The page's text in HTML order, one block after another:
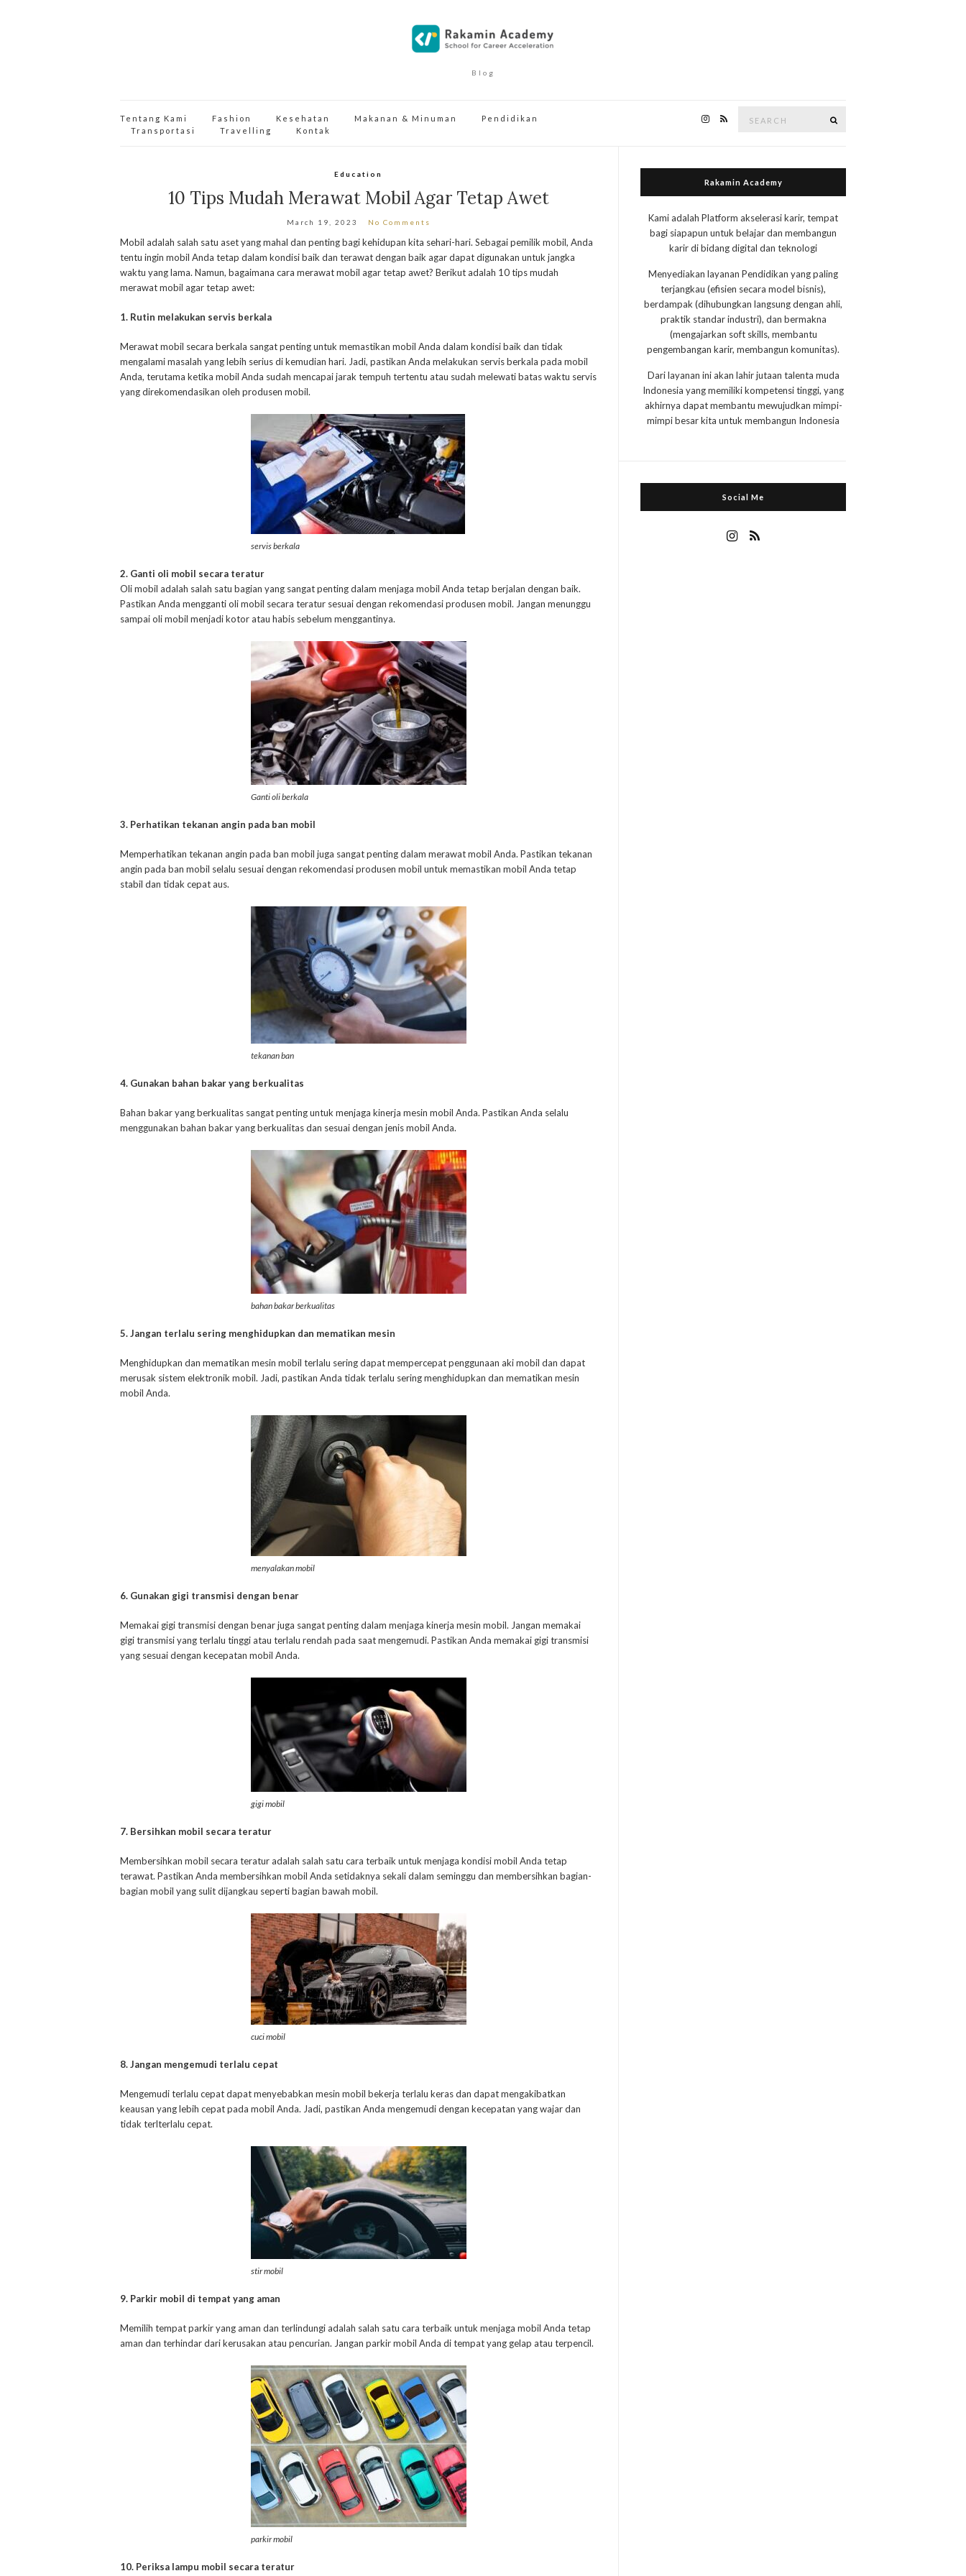
Blog
Tentang Kami Fashion Kesehatan Makanan & Minuman
Pendidikan
Transportasi
Travelling Kontak
Education
10 Tips Mudah Merawat Mobil Agar Tetap Awet
March 19, 2023 No Comments
Mobil adalah salah satu aset yang mahal dan penting bagi kehidupan kita sehari-hari. Sebagai pemilik mobil, Anda
tentu ingin mobil Anda tetap dalam kondisi baik dan terawat dengan baik agar dapat digunakan untuk jangka
waktu yang lama. Namun, bagaimana cara merawat mobil agar tetap awet? Berikut adalah 10 tips mudah
merawat mobil agar tetap awet:
1. Rutin melakukan servis berkala
Merawat mobil secara berkala sangat penting untuk memastikan mobil Anda dalam kondisi baik dan tidak
mengalami masalah yang lebih serius di kemudian hari. Jadi, pastikan Anda melakukan servis berkala pada mobil
Anda, terutama ketika mobil Anda sudah mencapai jarak tempuh tertentu atau sudah melewati batas waktu servis
yang direkomendasikan oleh produsen mobil.
servis berkala
2. Ganti oli mobil secara teratur
Oli mobil adalah salah satu bagian yang sangat penting dalam menjaga mobil Anda tetap berjalan dengan baik.
Pastikan Anda mengganti oli mobil secara teratur sesuai dengan rekomendasi produsen mobil. Jangan menunggu
sampai oli mobil menjadi kotor atau habis sebelum menggantinya.
Ganti oli berkala
3. Perhatikan tekanan angin pada ban mobil
Memperhatikan tekanan angin pada ban mobil juga sangat penting dalam merawat mobil Anda. Pastikan tekanan
angin pada ban mobil selalu sesuai dengan rekomendasi produsen mobil untuk memastikan mobil Anda tetap
stabil dan tidak cepat aus.
tekanan ban
4. Gunakan bahan bakar yang berkualitas
Bahan bakar yang berkualitas sangat penting untuk menjaga kinerja mesin mobil Anda. Pastikan Anda selalu
menggunakan bahan bakar yang berkualitas dan sesuai dengan jenis mobil Anda.
bahan bakar berkualitas
5. Jangan terlalu sering menghidupkan dan mematikan mesin
Menghidupkan dan mematikan mesin mobil terlalu sering dapat mempercepat penggunaan aki mobil dan dapat
merusak sistem elektronik mobil. Jadi, pastikan Anda tidak terlalu sering menghidupkan dan mematikan mesin
mobil Anda.
menyalakan mobil
6. Gunakan gigi transmisi dengan benar
Memakai gigi transmisi dengan benar juga sangat penting dalam menjaga kinerja mesin mobil. Jangan memakai
gigi transmisi yang terlalu tinggi atau terlalu rendah pada saat mengemudi. Pastikan Anda memakai gigi transmisi
yang sesuai dengan kecepatan mobil Anda.
gigi mobil
7. Bersihkan mobil secara teratur
Membersihkan mobil secara teratur adalah salah satu cara terbaik untuk menjaga kondisi mobil Anda tetap
terawat. Pastikan Anda membersihkan mobil Anda setidaknya sekali dalam seminggu dan membersihkan bagian-
bagian mobil yang sulit dijangkau seperti bagian bawah mobil.
cuci mobil
8. Jangan mengemudi terlalu cepat
Mengemudi terlalu cepat dapat menyebabkan mesin mobil bekerja terlalu keras dan dapat mengakibatkan
keausan yang lebih cepat pada mobil Anda. Jadi, pastikan Anda mengemudi dengan kecepatan yang wajar dan
tidak terlterlalu cepat.
stir mobil
9. Parkir mobil di tempat yang aman
Memilih tempat parkir yang aman dan terlindungi adalah salah satu cara terbaik untuk menjaga mobil Anda tetap
aman dan terhindar dari kerusakan atau pencurian. Jangan parkir mobil Anda di tempat yang gelap atau terpencil.
parkir mobil
10. Periksa lampu mobil secara teratur
Rakamin Academy
Kami adalah Platform akselerasi karir, tempat
bagi siapapun untuk belajar dan membangun
karir di bidang digital dan teknologi
Menyediakan layanan Pendidikan yang paling
terjangkau (efisien secara model bisnis),
berdampak (dihubungkan langsung dengan ahli,
praktik standar industri), dan bermakna
(mengajarkan soft skills, membantu
pengembangan karir, membangun komunitas).
Dari layanan ini akan lahir jutaan talenta muda
Indonesia yang memiliki kompetensi tinggi, yang
akhirnya dapat membantu mewujudkan mimpi-
mimpi besar kita untuk membangun Indonesia
Social Me